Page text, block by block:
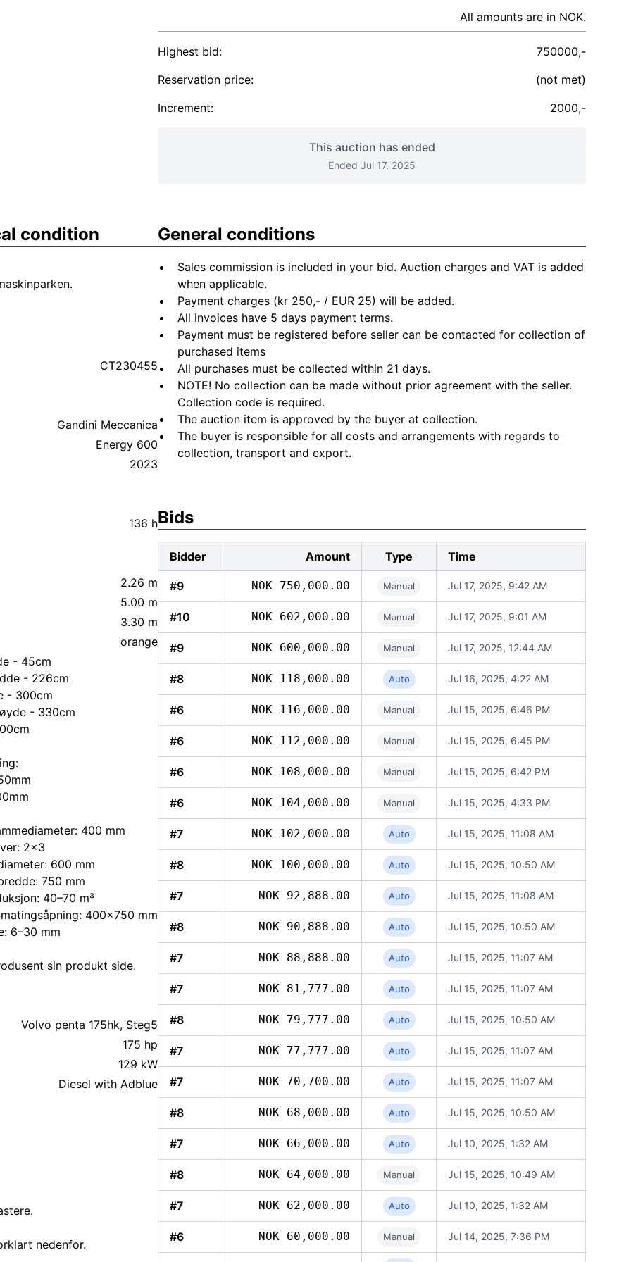
All amounts are in NOK.
Highest bid:
750000,-
Reservation price:
(not met)
Increment:
2000,-
This auction has ended
Ended Jul 17, 2025
condition
CT230455
Gandini Meccanica
Energy 600
2023
136 h
2.26 m
5.00 m
3.30 m
orange
- 45cm
- 226cm
- 300cm
- 330cm
400 mm
2×3
600 mm
750 mm
40–70 m³
400×750 mm
6–30 mm
sin produkt side.
Volvo penta 175hk, Steg5
175 hp
129 kW
Diesel with Adblue
nedenfor.
General conditions
Sales commission is included in your bid. Auction charges and VAT is added
when applicable.
Payment charges (kr 250,- / EUR 25) will be added.
All invoices have 5 days payment terms.
Payment must be registered before seller can be contacted for collection of
purchased items
All purchases must be collected within 21 days.
NOTE! No collection can be made without prior agreement with the seller.
Collection code is required.
The auction item is approved by the buyer at collection.
The buyer is responsible for all costs and arrangements with regards to
collection, transport and export.
Bids
Bidder Amount Type Time
#9 NOK 750,000.00 Manual Jul 17, 2025, 9:42 AM
#10 NOK 602,000.00 Manual Jul 17, 2025, 9:01 AM
#9 NOK 600,000.00 Manual Jul 17, 2025, 12:44 AM
#8 NOK 118,000.00 Auto Jul 16, 2025, 4:22 AM
#6 NOK 116,000.00 Manual Jul 15, 2025, 6:46 PM
#6 NOK 112,000.00 Manual Jul 15, 2025, 6:45 PM
#6 NOK 108,000.00 Manual Jul 15, 2025, 6:42 PM
#6 NOK 104,000.00 Manual Jul 15, 2025, 4:33 PM
#7 NOK 102,000.00 Auto Jul 15, 2025, 11:08 AM
#8 NOK 100,000.00 Auto Jul 15, 2025, 10:50 AM
#7 NOK 92,888.00 Auto Jul 15, 2025, 11:08 AM
#8 NOK 90,888.00 Auto Jul 15, 2025, 10:50 AM
#7 NOK 88,888.00 Auto Jul 15, 2025, 11:07 AM
#7 NOK 81,777.00 Auto Jul 15, 2025, 11:07 AM
#8 NOK 79,777.00 Auto Jul 15, 2025, 10:50 AM
#7 NOK 77,777.00 Auto Jul 15, 2025, 11:07 AM
#7 NOK 70,700.00 Auto Jul 15, 2025, 11:07 AM
#8 NOK 68,000.00 Auto Jul 15, 2025, 10:50 AM
#7 NOK 66,000.00 Auto Jul 10, 2025, 1:32 AM
#8 NOK 64,000.00 Manual Jul 15, 2025, 10:49 AM
#7 NOK 62,000.00 Auto Jul 10, 2025, 1:32 AM
#6 NOK 60,000.00 Manual Jul 14, 2025, 7:36 PM